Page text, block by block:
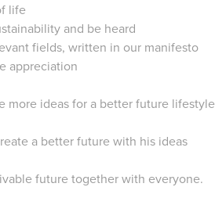
life
and be heard
fields, written in our manifesto
appreciation
more ideas for a better future lifestyle
a better future with his ideas
future together with everyone.